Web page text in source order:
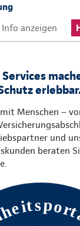
Info anzeigen
Menschen –
und
beraten